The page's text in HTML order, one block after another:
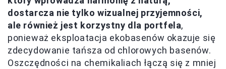
dostarcza nie tylko wizualnej przyjemności,
ale również jest korzystny dla portfela,
ponieważ eksploatacja ekobasenów okazuje się
zdecydowanie tańsza od chlorowych basenów.
Oszczędności na chemikaliach łączą się z mniej